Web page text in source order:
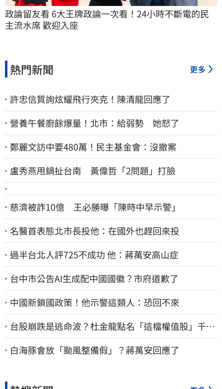
政論留友看 6大王牌政論一次看！24小時不斷電的民
主流水席 歡迎入座
熱門新聞 更多
許忠信質詢炫耀飛行夾克！陳清龍回應了
營養午餐廚餘爆量！北市：給弱勢 她怒了
鄭麗文訪中要480萬！民主基金會：沒撤案
盧秀燕甩鍋扯台南 黃偉哲「2問題」打臉
慈濟被詐10億 王必勝曝「陳時中早示警」
名醫首表態北市長投他：在國外也趕回來投
過半台北人評725不成功 他：蔣萬安高山症
台中市公告AI生成配中國國徽？市府道歉了
中國新鎖國政策！他示警這類人：恐回不來
台股崩跌是逃命波？杜金龍點名「這檔權值股」千萬
別長抱
白海豚會放「颱風整備假」？蔣萬安回應了